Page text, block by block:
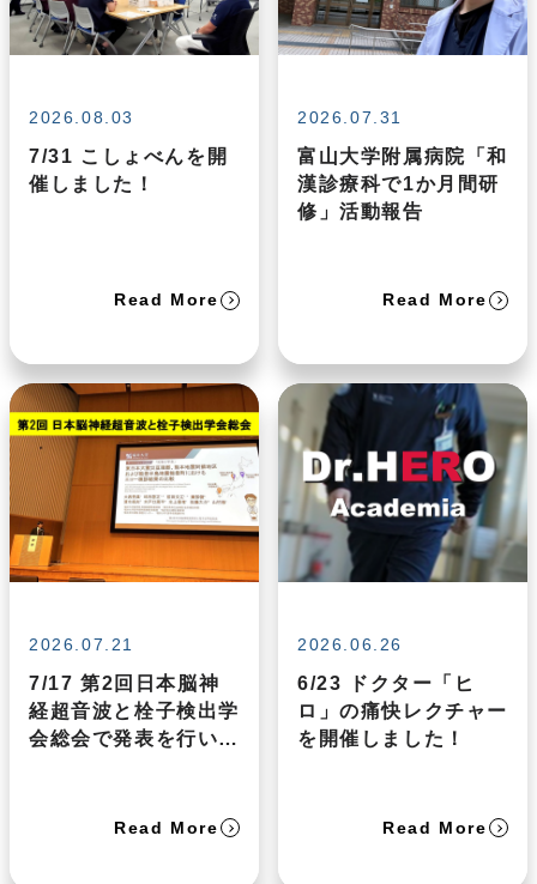
2026.08.03
7/31 こしょべんを開
催しました！
Read More
2026.07.31
富山大学附属病院「和
漢診療科で1か月間研
修」活動報告
Read More
2026.07.21
7/17 第2回日本脳神
経超音波と栓子検出学
会総会で発表を行いま
Read More
2026.06.26
6/23 ドクター「ヒ
ロ」の痛快レクチャー
を開催しました！
Read More